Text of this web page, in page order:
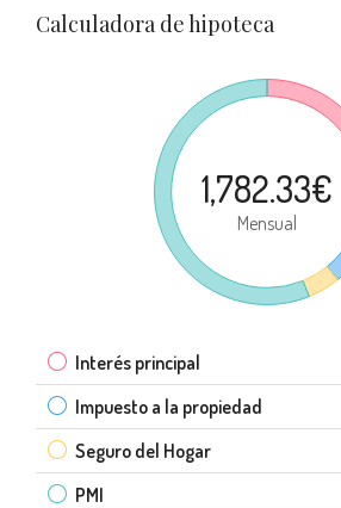
Calculadora de hipoteca
1,782.33€
Mensual
Interés principal
Impuesto a la propiedad
Seguro del Hogar
PMI